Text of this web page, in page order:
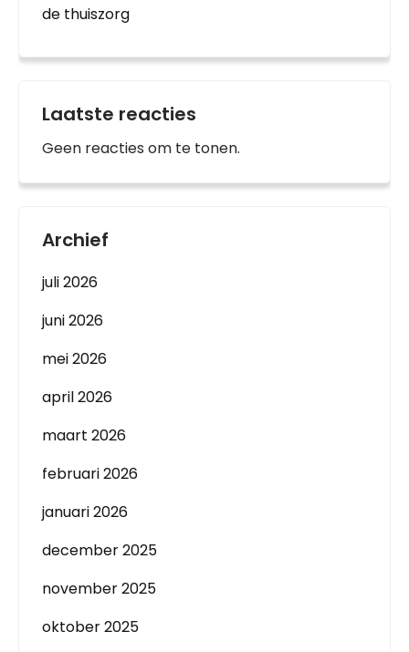
de thuiszorg
Laatste reacties
Geen reacties om te tonen.
Archief
juli 2026
juni 2026
mei 2026
april 2026
maart 2026
februari 2026
januari 2026
december 2025
november 2025
oktober 2025